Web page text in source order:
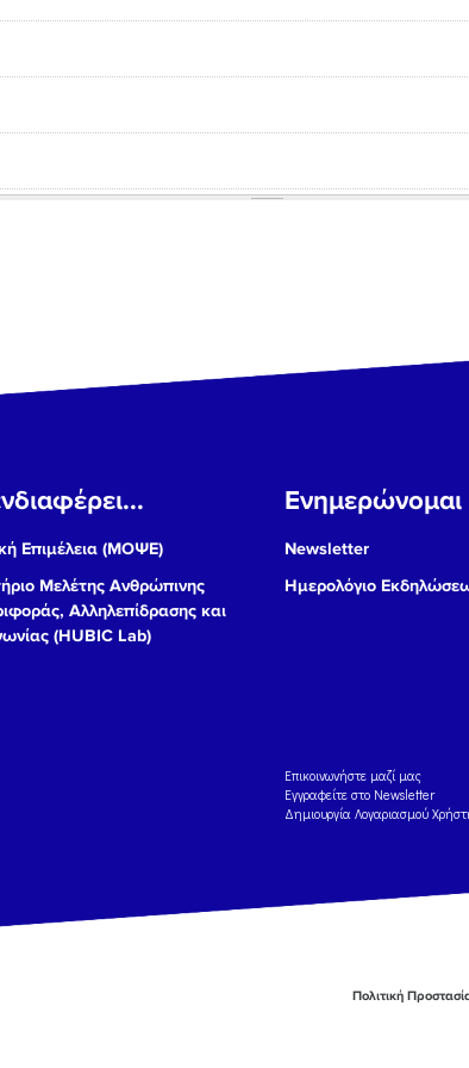
Επιμέλεια (ΜΟΨΕ)
Μελέτης Ανθρώπινης
Αλληλεπίδρασης και
(HUBIC Lab)
Ενημερώνομαι
Newsletter
Ημερολόγιο
Eπικοινωνήστε μαζί μας
Εγγραφείτε στο Newsletter
Δημιουργία Λογαριασμού
Πολιτική